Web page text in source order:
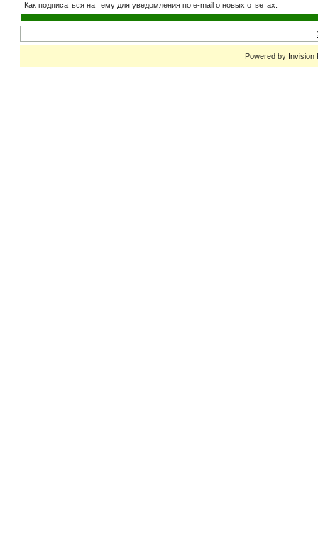
Как подписаться на тему для уведомления по e-mail о новых ответах.
Powered by Invision